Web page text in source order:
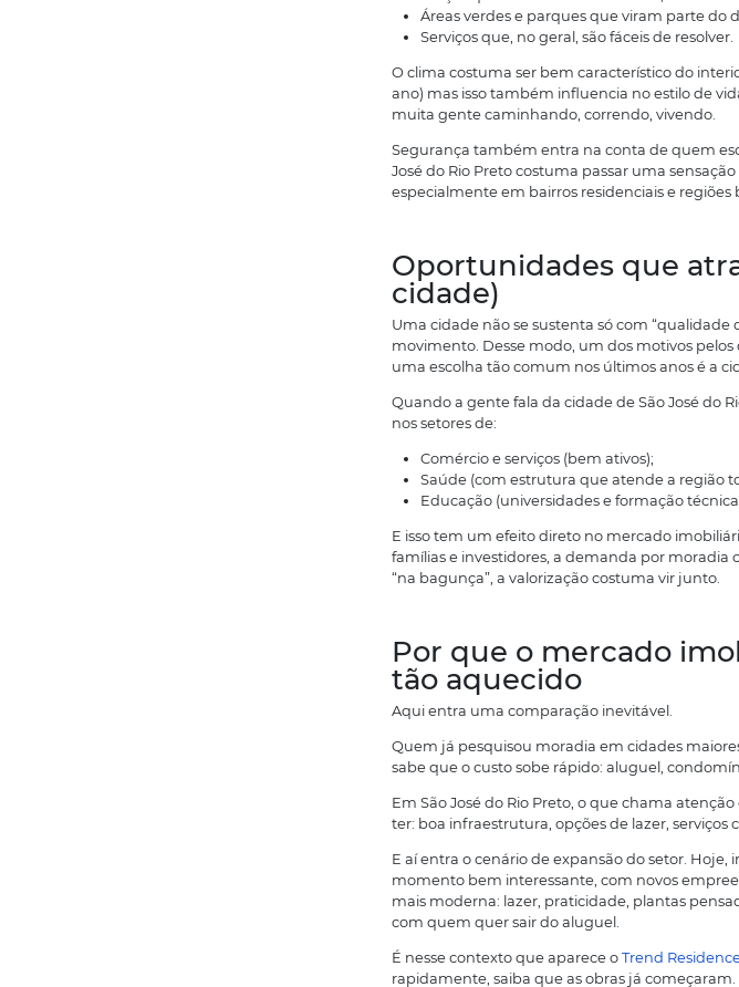
facilitam deslocamentos
viagens nacionais bem mais
cresce porque está
Morar em
tipo de
Preto. Isso porque, quando
com menos fricção. Menos
perto de casa.
E São José do Rio Preto
isso em coisas simples:
Áreas verdes e parques
Serviços que, no geral,
O clima costuma ser bem
ano) mas isso também
muita gente caminhando,
Segurança também entra
José do Rio Preto costuma
especialmente em bairros
cidade)
Uma cidade não se sustenta
movimento. Desse modo,
uma escolha tão comum
Quando a gente fala da
nos setores de: